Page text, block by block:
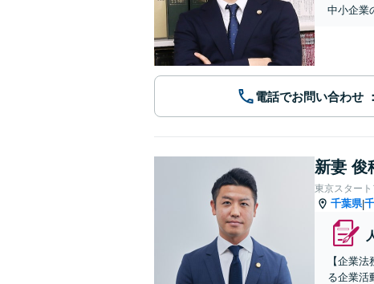
中小企業
電話でお問い合わせ
新妻 俊
東京スター
千葉県|
【企業
る企業活